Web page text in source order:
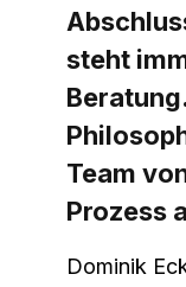
steht
Team
Prozess
Dominik